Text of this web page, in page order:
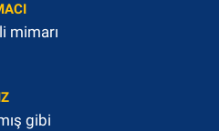
mimarı
gibi